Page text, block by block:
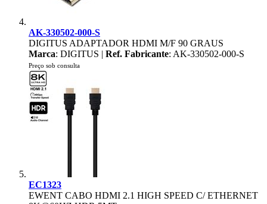
AK-330502-000-S
DIGITUS ADAPTADOR HDMI M/F 90 GRAUS
Marca: DIGITUS | Ref. Fabricante: AK-330502-000-S
Preço sob consulta
EC1323
EWENT CABO HDMI 2.1 HIGH SPEED C/ ETHERNET